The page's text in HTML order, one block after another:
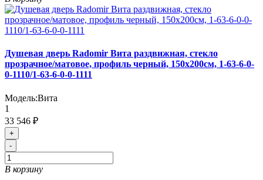
Душевая дверь Radomir Вита раздвижная, стекло
прозрачное/матовое, профиль черный, 150х200см, 1-63-6-0-
0-1110/1-63-6-0-0-1111
Модель:Вита
1
33 546 ₽
+
-
В корзину